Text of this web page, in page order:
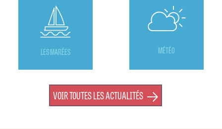
LES MARÉES MÉTÉO
VOIR TOUTES LES ACTUALITÉS